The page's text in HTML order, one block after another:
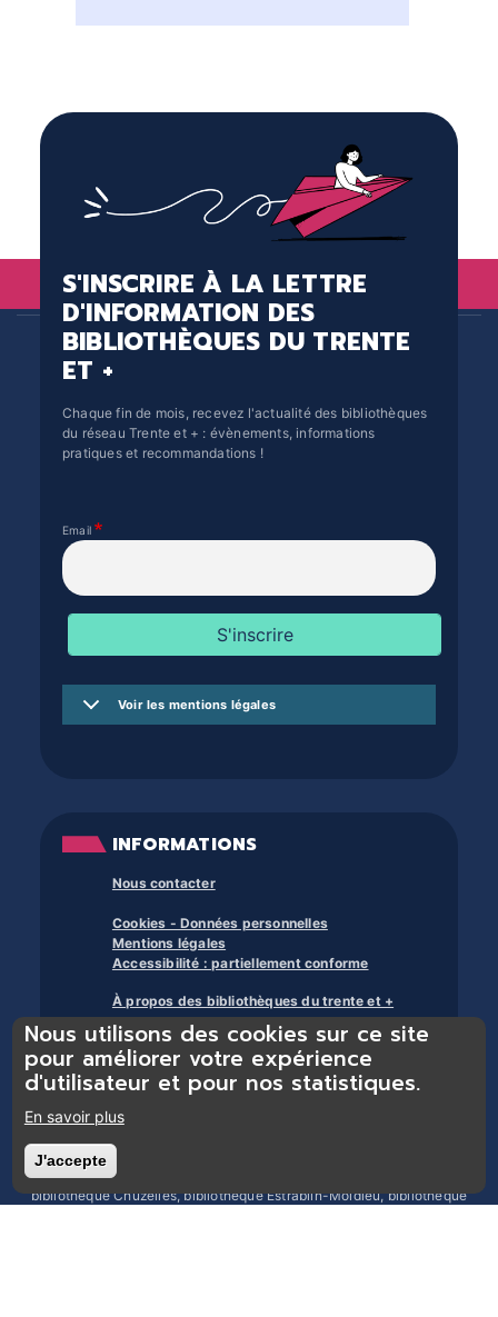
S'INSCRIRE À LA LETTRE
D'INFORMATION DES
BIBLIOTHÈQUES DU TRENTE
ET +
Chaque fin de mois, recevez l'actualité des bibliothèques
du réseau Trente et + : évènements, informations
pratiques et recommandations !
Email
Voir les mentions légales
INFORMATIONS
Nous contacter
Cookies - Données personnelles
Mentions légales
Accessibilité : partiellement conforme
À propos des bibliothèques du trente et +
Bibliothèques du réseau Trente et + : bibliothèque Chasse-sur-Rhône,
bibliothèque Chonas-l’Amballan, bibliothèque Les Côtes d’Arey,
bibliothèque Chuzelles, bibliothèque Estrablin-Moidieu, bibliothèque
Nous utilisons des cookies sur ce site
pour améliorer votre expérience
d'utilisateur et pour nos statistiques.
En savoir plus
J'accepte